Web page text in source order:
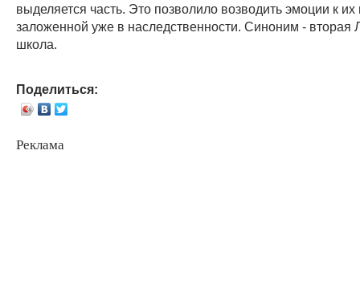
выделяется часть. Это позволило возводить эмоции к
заложенной уже в наследственности. Синоним - вторая
школа.
Поделиться:
Реклама